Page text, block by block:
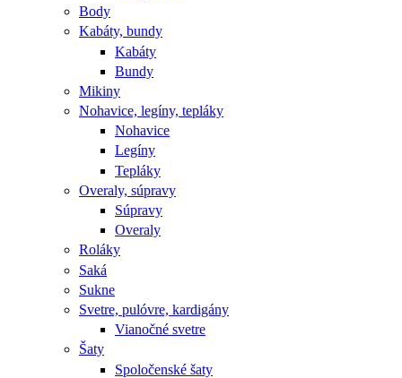
Body
Kabáty, bundy
Kabáty
Bundy
Mikiny
Nohavice, legíny, tepláky
Nohavice
Legíny
Tepláky
Overaly, súpravy
Súpravy
Overaly
Roláky
Saká
Sukne
Svetre, pulóvre, kardigány
Vianočné svetre
Šaty
Spoločenské šaty